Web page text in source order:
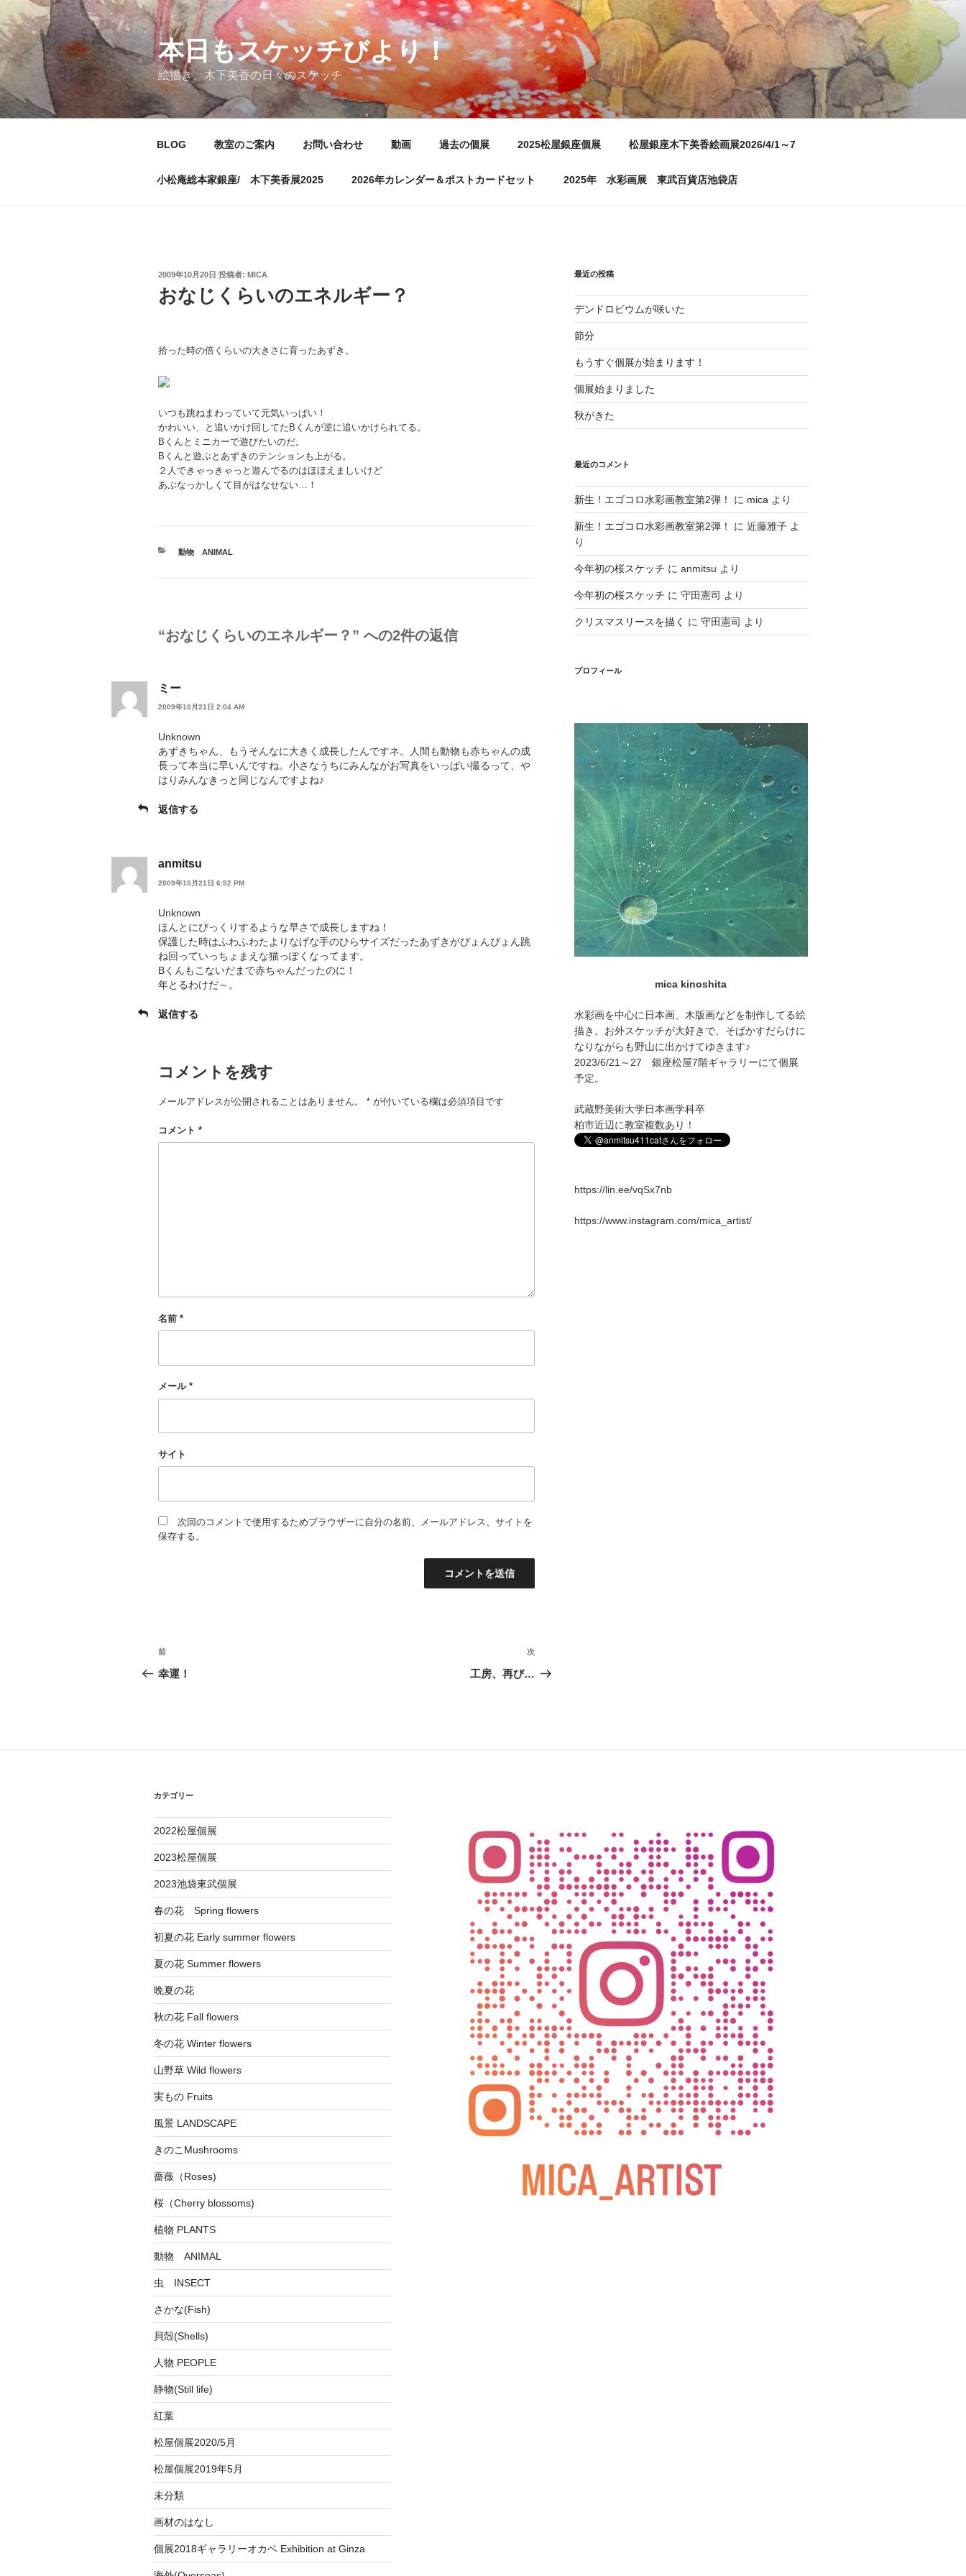
ン
テ
ン
ツ
へ
本日もスケッチびより！
絵描き、木下美香の日々のスケッチ
BLOG 教室のご案内 お問い合わせ 動画 過去の個展 2025松屋銀座個展 松屋銀座木下美香絵画展2026/4/1～7
小松庵総本家銀座/ 木下美香展2025 2026年カレンダー＆ポストカードセット 2025年 水彩画展 東武百貨店池袋店
投
日:
2009年10月20日 投稿者: MICA
おなじくらいのエネルギー？
拾った時の倍くらいの大きさに育ったあずき。
いつも跳ねまわっていて元気いっぱい！
かわいい、と追いかけ回してたBくんが逆に追いかけられてる。
Bくんとミニカーで遊びたいのだ。
Bくんと遊ぶとあずきのテンションも上がる。
２人できゃっきゃっと遊んでるのはほほえましいけど
あぶなっかしくて目がはなせない…！
カ
動物 ANIMAL
“おなじくらいのエネルギー？” への2件の返信
ミー
2009年10月21日 2:04 AM
Unknown
あずきちゃん、もうそんなに大きく成長したんですネ。人間も動物も赤ちゃんの成
長って本当に早いんですね。小さなうちにみんながお写真をいっぱい撮るって、や
はりみんなきっと同じなんですよね♪
返信する
anmitsu
2009年10月21日 6:52 PM
Unknown
ほんとにびっくりするような早さで成長しますね！
保護した時はふわふわたよりなげな手のひらサイズだったあずきがぴょんぴょん跳
ね回っていっちょまえな猫っぽくなってます。
Bくんもこないだまで赤ちゃんだったのに！
年とるわけだ～。
返信する
コメントを残す
メールアドレスが公開されることはありません。 * が付いている欄は必須項目です
コメント *
名前 *
メール *
サイト
次回のコメントで使用するためブラウザーに自分の名前、メールアドレス、サイトを
保存する。
投
稿
シ
ョ
ン
過
の
前
幸運！
次
次
工房、再び…
最近の投稿
デンドロビウムが咲いた
節分
もうすぐ個展が始まります！
個展始まりました
秋がきた
最近のコメント
新生！エゴコロ水彩画教室第2弾！ に mica より
新生！エゴコロ水彩画教室第2弾！ に 近藤雅子よ
り
今年初の桜スケッチ に anmitsu より
今年初の桜スケッチ に 守田憲司 より
クリスマスリースを描く に 守田憲司 より
プロフィール
mica kinoshita
水彩画を中心に日本画、木版画などを制作してる絵
描き。お外スケッチが大好きで、そばかすだらけに
なりながらも野山に出かけてゆきます♪
2023/6/21～27 銀座松屋7階ギャラリーにて個展
予定。
武蔵野美術大学日本画学科卒
柏市近辺に教室複数あり！
https://lin.ee/vqSx7nb
https://www.instagram.com/mica_artist/
カテゴリー
2022松屋個展
2023松屋個展
2023池袋東武個展
春の花 Spring flowers
初夏の花 Early summer flowers
夏の花 Summer flowers
晩夏の花
秋の花 Fall flowers
冬の花 Winter flowers
山野草 Wild flowers
実もの Fruits
風景 LANDSCAPE
きのこMushrooms
薔薇（Roses)
桜（Cherry blossoms)
植物 PLANTS
動物 ANIMAL
虫 INSECT
さかな(Fish)
貝殻(Shells)
人物 PEOPLE
静物(Still life)
紅葉
松屋個展2020/5月
松屋個展2019年5月
未分類
画材のはなし
個展2018ギャラリーオカベ Exhibition at Ginza